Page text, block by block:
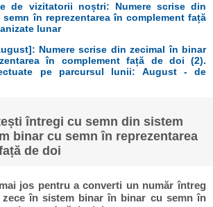
de vizitatorii noștri: Numere scrise din
în reprezentarea în complement față
lunar
Numere scrise din zecimal în binar
în complement față de doi (2).
pe parcursul lunii: August - de
întregi cu semn din sistem
binar cu semn în reprezentarea
de doi
jos pentru a converti un număr întreg
în sistem binar în binar cu semn în